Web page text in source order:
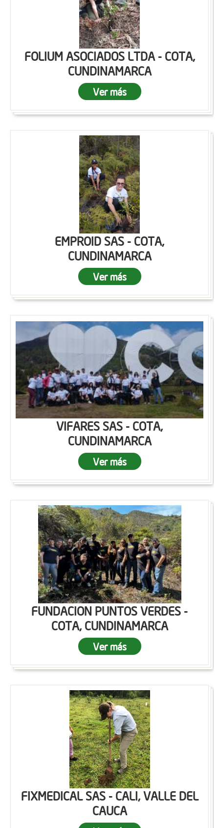
FOLIUM ASOCIADOS LTDA - COTA,
CUNDINAMARCA
Ver más
EMPROID SAS - COTA,
CUNDINAMARCA
Ver más
VIFARES SAS - COTA,
CUNDINAMARCA
Ver más
FUNDACION PUNTOS VERDES -
COTA, CUNDINAMARCA
Ver más
FIXMEDICAL SAS - CALI, VALLE DEL
CAUCA